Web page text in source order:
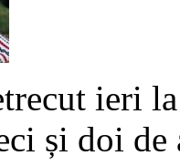
ieri
și doi